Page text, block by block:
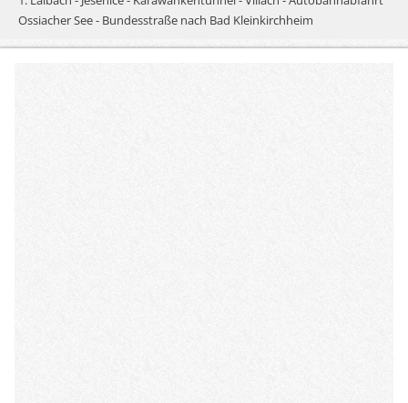
Ossiacher See - Bundesstraße nach Bad Kleinkirchheim